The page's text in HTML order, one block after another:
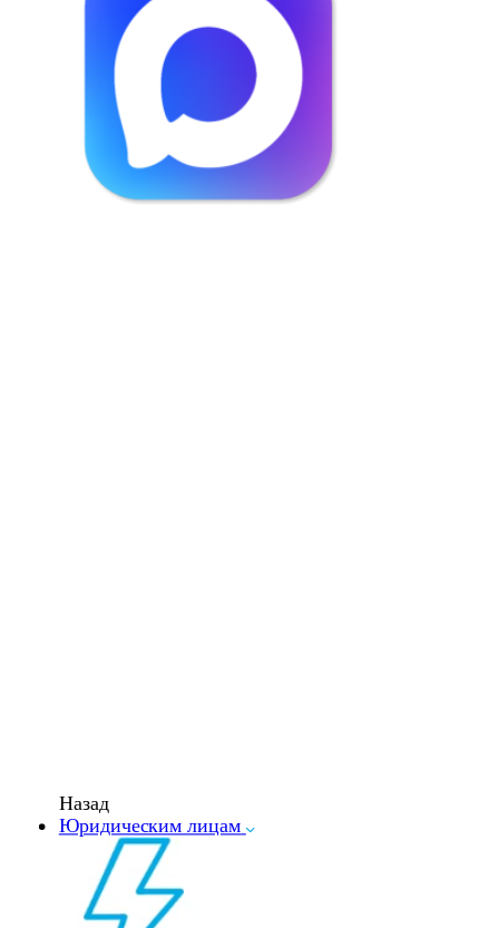
Назад
Юридическим лицам